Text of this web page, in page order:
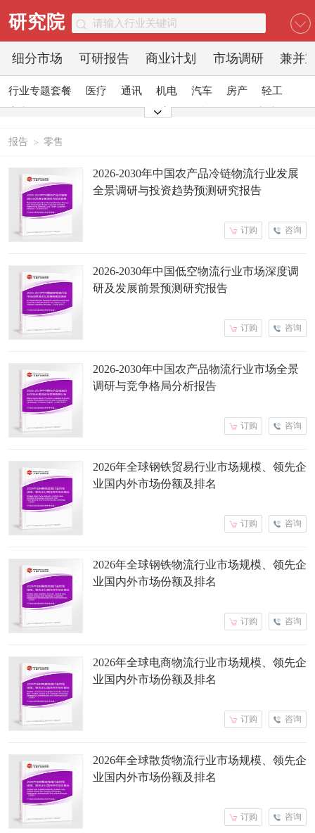
研究院
细分市场 可研报告 商业计划 市场调研 兼并
行业专题套餐 医疗 通讯 机电 汽车 房产
轻工
酒店
报告 > 零售
2026-2030年中国农产品冷链物流行业发展
全景调研与投资趋势预测研究报告
咨询
订购
2026-2030年中国低空物流行业市场深度调
研及发展前景预测研究报告
咨询
订购
2026-2030年中国农产品物流行业市场全景
调研与竞争格局分析报告
咨询
订购
2026年全球钢铁贸易行业市场规模、领先企
业国内外市场份额及排名
咨询
订购
2026年全球钢铁物流行业市场规模、领先企
业国内外市场份额及排名
咨询
订购
2026年全球电商物流行业市场规模、领先企
业国内外市场份额及排名
咨询
订购
2026年全球散货物流行业市场规模、领先企
业国内外市场份额及排名
咨询
订购